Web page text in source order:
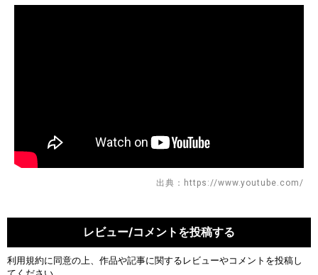
出典：https://www.youtube.com/
レビュー/コメントを投稿する
利用規約に同意の上、作品や記事に関するレビューやコメントを投稿し